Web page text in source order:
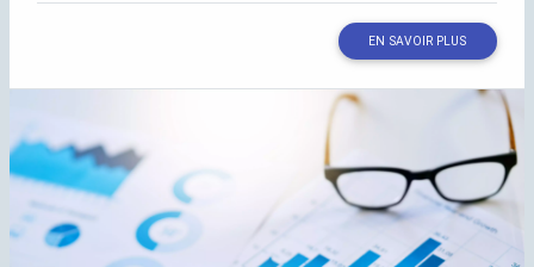
EN SAVOIR PLUS